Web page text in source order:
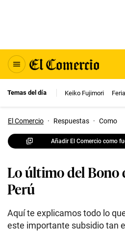
Temas del día Keiko Fujimori
El Comercio · Respuestas · Como
Añadir El Comercio como
Lo último del Bono
Perú
Aquí te explicamos todo lo
este importante subsidio tan